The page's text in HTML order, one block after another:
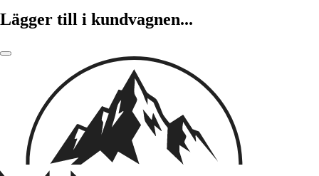
Lägger till i kundvagnen...